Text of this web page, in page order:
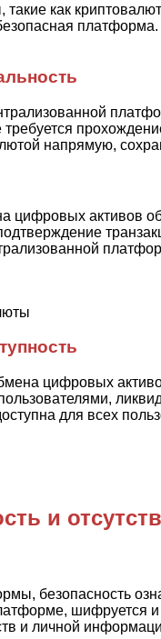
как
напрямую,
активов
цифровых
для всех
и
безопасность
шифруется
и личной